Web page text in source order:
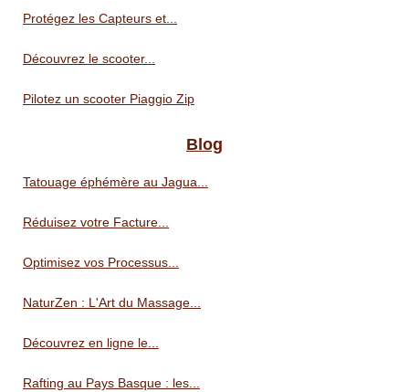
Protégez les Capteurs et...
Découvrez le scooter...
Pilotez un scooter Piaggio Zip
Blog
Tatouage éphémère au Jagua...
Réduisez votre Facture...
Optimisez vos Processus...
NaturZen : L'Art du Massage...
Découvrez en ligne le...
Rafting au Pays Basque : les...